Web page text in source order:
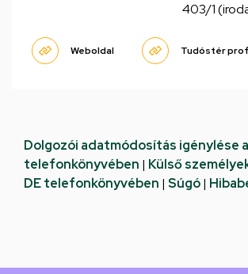
403/1
Weboldal Tudóstér
Dolgozói adatmódosítás igénylése
telefonkönyvében | Külső
DE telefonkönyvében | Súgó|